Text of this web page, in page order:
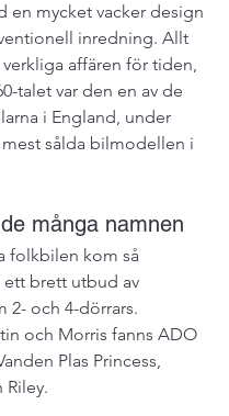
en mycket vacker design
inredning. Allt
affären för tiden,
talet var den en av de
i England, under
mest sålda bilmodellen i
många namnen
folkbilen kom så
brett utbud av
2- och 4-dörrars.
och Morris fanns ADO
Plas Princess,
Riley.